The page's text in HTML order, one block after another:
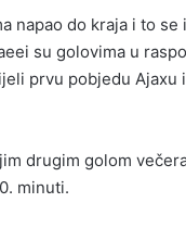
napao do kraja i to se
su golovima u
prvu pobjedu Ajaxu
drugim golom
minuti.